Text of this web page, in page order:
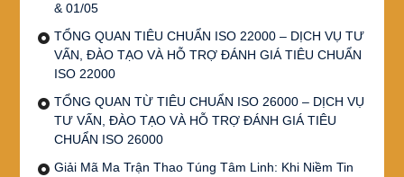
& 01/05
TỔNG QUAN TIÊU CHUẨN ISO 22000 – DỊCH VỤ TƯ
VẤN, ĐÀO TẠO VÀ HỖ TRỢ ĐÁNH GIÁ TIÊU CHUẨN
ISO 22000
TỔNG QUAN TỪ TIÊU CHUẨN ISO 26000 – DỊCH VỤ
TƯ VẤN, ĐÀO TẠO VÀ HỖ TRỢ ĐÁNH GIÁ TIÊU
CHUẨN ISO 26000
Giải Mã Ma Trận Thao Túng Tâm Linh: Khi Niềm Tin